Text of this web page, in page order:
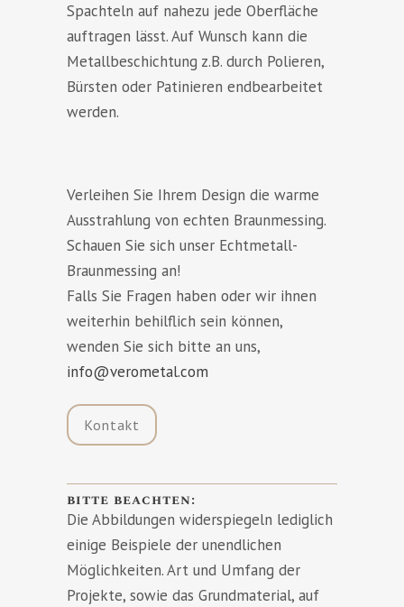
Spachteln auf nahezu jede Oberfläche
auftragen lässt. Auf Wunsch kann die
Metallbeschichtung z.B. durch Polieren,
Bürsten oder Patinieren endbearbeitet
werden.
Verleihen Sie Ihrem Design die warme
Ausstrahlung von echten Braunmessing.
Schauen Sie sich unser Echtmetall-
Braunmessing an!
Falls Sie Fragen haben oder wir ihnen
weiterhin behilflich sein können,
wenden Sie sich bitte an uns,
info@verometal.com
Kontakt
bitte beachten:
Die Abbildungen widerspiegeln lediglich
einige Beispiele der unendlichen
Möglichkeiten. Art und Umfang der
Projekte, sowie das Grundmaterial, auf